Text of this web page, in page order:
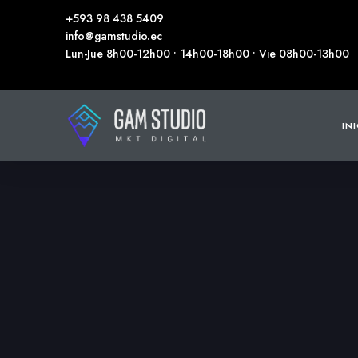
+593 98 438 5409
info@gamstudio.ec
Lun-Jue 8h00-12h00 • 14h00-18h00 • Vie 08h00-13h00